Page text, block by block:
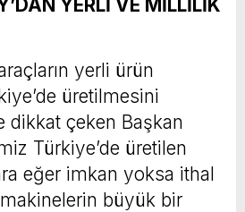
YERLİ VE MİLLİLİK
yerli ürün
üretilmesini
dikkat çeken Başkan
Türkiye’de üretilen
eğer imkan yoksa ithal
büyük bir